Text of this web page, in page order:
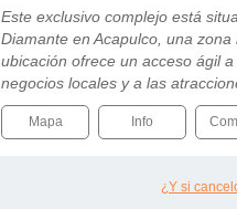
Este exclusivo complejo está
Diamante en Acapulco, una
ubicación ofrece un acceso ágil
negocios locales y a las
Mapa Info
¿Y si